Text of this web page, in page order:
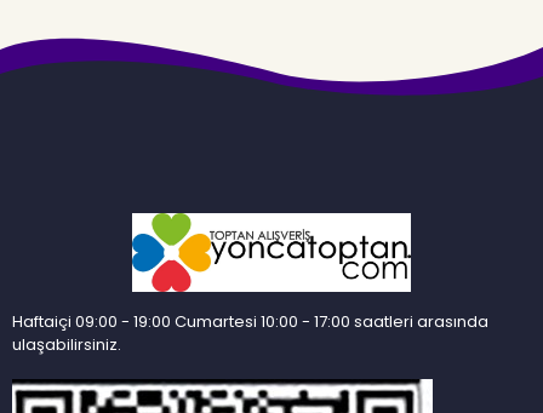
Haftaiçi 09:00 - 19:00 Cumartesi 10:00 - 17:00 saatleri arasında
ulaşabilirsiniz.